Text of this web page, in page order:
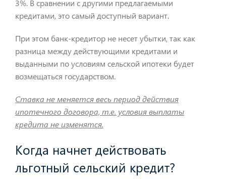
3%. В сравнении с другими предлагаемыми
кредитами, это самый доступный вариант.
При этом банк-кредитор не несет убытки, так как
разница между действующими кредитами и
выданными по условиям сельской ипотеки будет
возмещаться государством.
Ставка не меняется весь период действия
ипотечного договора, т.е. условия выплаты
кредита не изменятся.
Когда начнет действовать
льготный сельский кредит?